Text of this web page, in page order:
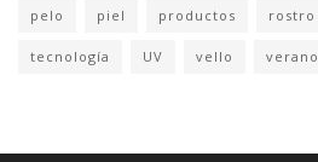
pelo piel productos rostro
tecnología UV vello verano